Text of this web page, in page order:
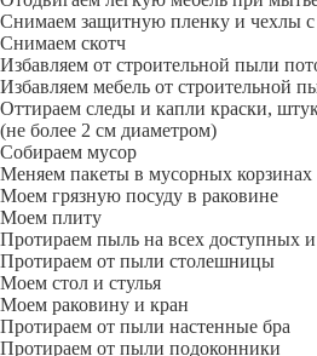
Снимаем защитную пленку и чехлы с
Снимаем скотч
Избавляем от строительной пыли
Избавляем мебель от строительной
Оттираем следы и капли краски,
(не более 2 см диаметром)
Собираем мусор
Меняем пакеты в мусорных корзинах
Моем грязную посуду в раковине
Моем плиту
Протираем пыль на всех доступных
Протираем от пыли столешницы
Моем стол и стулья
Моем раковину и кран
Протираем от пыли настенные бра
Протираем от пыли подоконники